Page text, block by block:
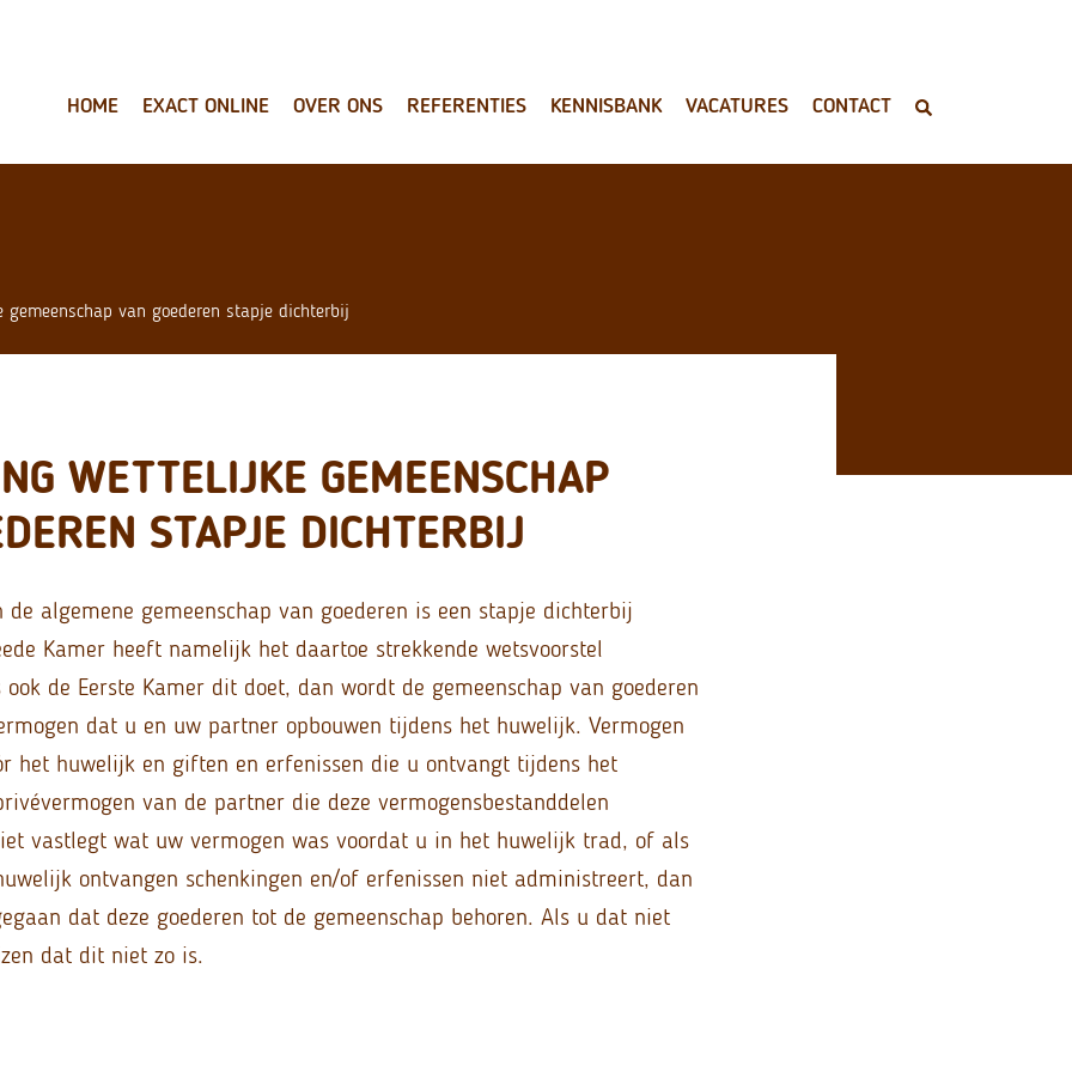
HOME EXACT ONLINE OVER ONS REFERENTIES KENNISBANK VACATURES CONTACT
gemeenschap van goederen stapje dichterbij
WETTELIJKE GEMEENSCHAP
STAPJE DICHTERBIJ
de algemene gemeenschap van goederen is een stapje dichterbij
Kamer heeft namelijk het daartoe strekkende wetsvoorstel
ook de Eerste Kamer dit doet, dan wordt de gemeenschap van goederen
dat u en uw partner opbouwen tijdens het huwelijk. Vermogen
het huwelijk en giften en erfenissen die u ontvangt tijdens het
van de partner die deze vermogensbestanddelen
vastlegt wat uw vermogen was voordat u in het huwelijk trad, of als
ontvangen schenkingen en/of erfenissen niet administreert, dan
dat deze goederen tot de gemeenschap behoren. Als u dat niet
dat dit niet zo is.